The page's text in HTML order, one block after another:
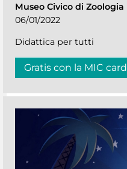
Museo Civico di Zoologia
06/01/2022
Didattica per tutti
Gratis con la MIC card